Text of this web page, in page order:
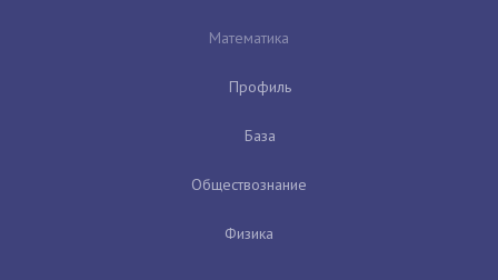
Математика
Профиль
База
Обществознание
Физика